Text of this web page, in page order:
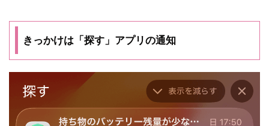
きっかけは「探す」アプリの通知